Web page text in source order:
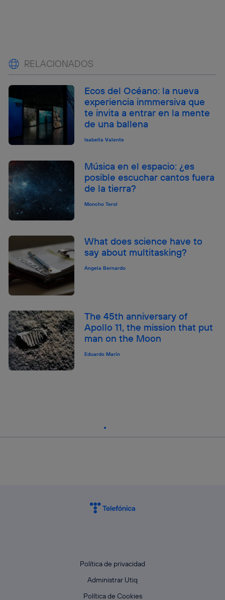
RELACIONADOS
Ecos del Océano: la nueva
experiencia inmmersiva que
te invita a entrar en la mente
de una ballena
Isabella Valente
Música en el espacio: ¿es
posible escuchar cantos fuera
de la tierra?
Moncho Terol
What does science have to
say about multitasking?
Angela Bernardo
The 45th anniversary of
Apollo 11, the mission that put
man on the Moon
Eduardo Marín
Política de privacidad
Administrar Utiq
Política de Cookies